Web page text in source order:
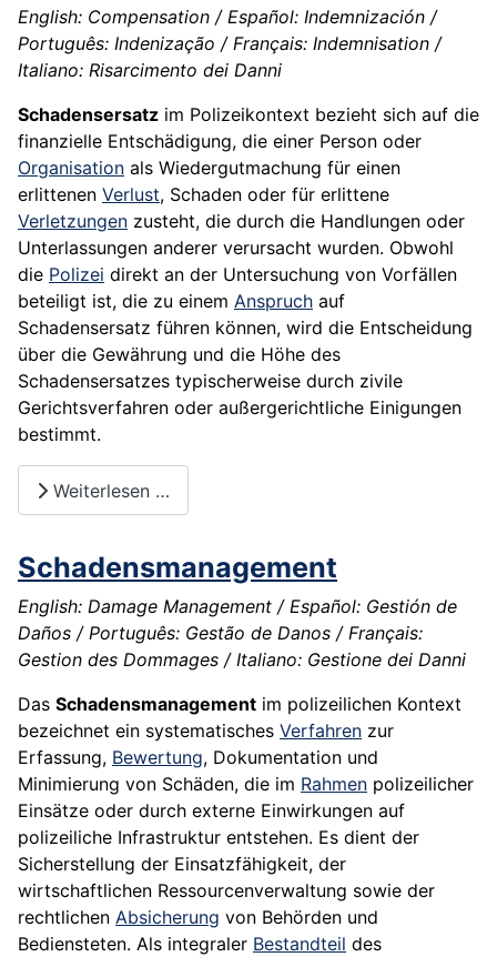
English: Compensation / Español: Indemnización /
Português: Indenização / Français: Indemnisation /
Italiano: Risarcimento dei Danni
Schadensersatz im Polizeikontext bezieht sich auf die
finanzielle Entschädigung, die einer Person oder
Organisation als Wiedergutmachung für einen
erlittenen Verlust, Schaden oder für erlittene
Verletzungen zusteht, die durch die Handlungen oder
Unterlassungen anderer verursacht wurden. Obwohl
die Polizei direkt an der Untersuchung von Vorfällen
beteiligt ist, die zu einem Anspruch auf
Schadensersatz führen können, wird die Entscheidung
über die Gewährung und die Höhe des
Schadensersatzes typischerweise durch zivile
Gerichtsverfahren oder außergerichtliche Einigungen
bestimmt.
Weiterlesen …
Schadensmanagement
English: Damage Management / Español: Gestión de
Daños / Português: Gestão de Danos / Français:
Gestion des Dommages / Italiano: Gestione dei Danni
Das Schadensmanagement im polizeilichen Kontext
bezeichnet ein systematisches Verfahren zur
Erfassung, Bewertung, Dokumentation und
Minimierung von Schäden, die im Rahmen polizeilicher
Einsätze oder durch externe Einwirkungen auf
polizeiliche Infrastruktur entstehen. Es dient der
Sicherstellung der Einsatzfähigkeit, der
wirtschaftlichen Ressourcenverwaltung sowie der
rechtlichen Absicherung von Behörden und
Bediensteten. Als integraler Bestandteil des